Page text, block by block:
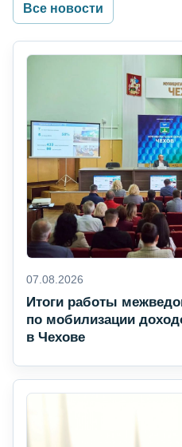
Все новости
07.08.2026
Итоги работы
по мобилизации
в Чехове